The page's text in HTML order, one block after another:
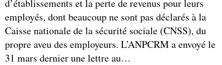
d’établissements et la perte de revenus pour leurs
employés, dont beaucoup ne sont pas déclarés à la
Caisse nationale de la sécurité sociale (CNSS), du
propre aveu des employeurs. L’ANPCRM a envoyé le
31 mars dernier une lettre au…